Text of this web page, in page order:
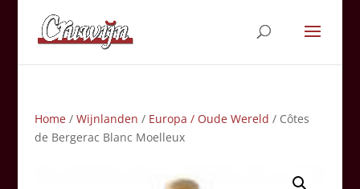
Home/ Wijnlanden / Europa / Oude Wereld / Côtes
de Bergerac Blanc Moelleux